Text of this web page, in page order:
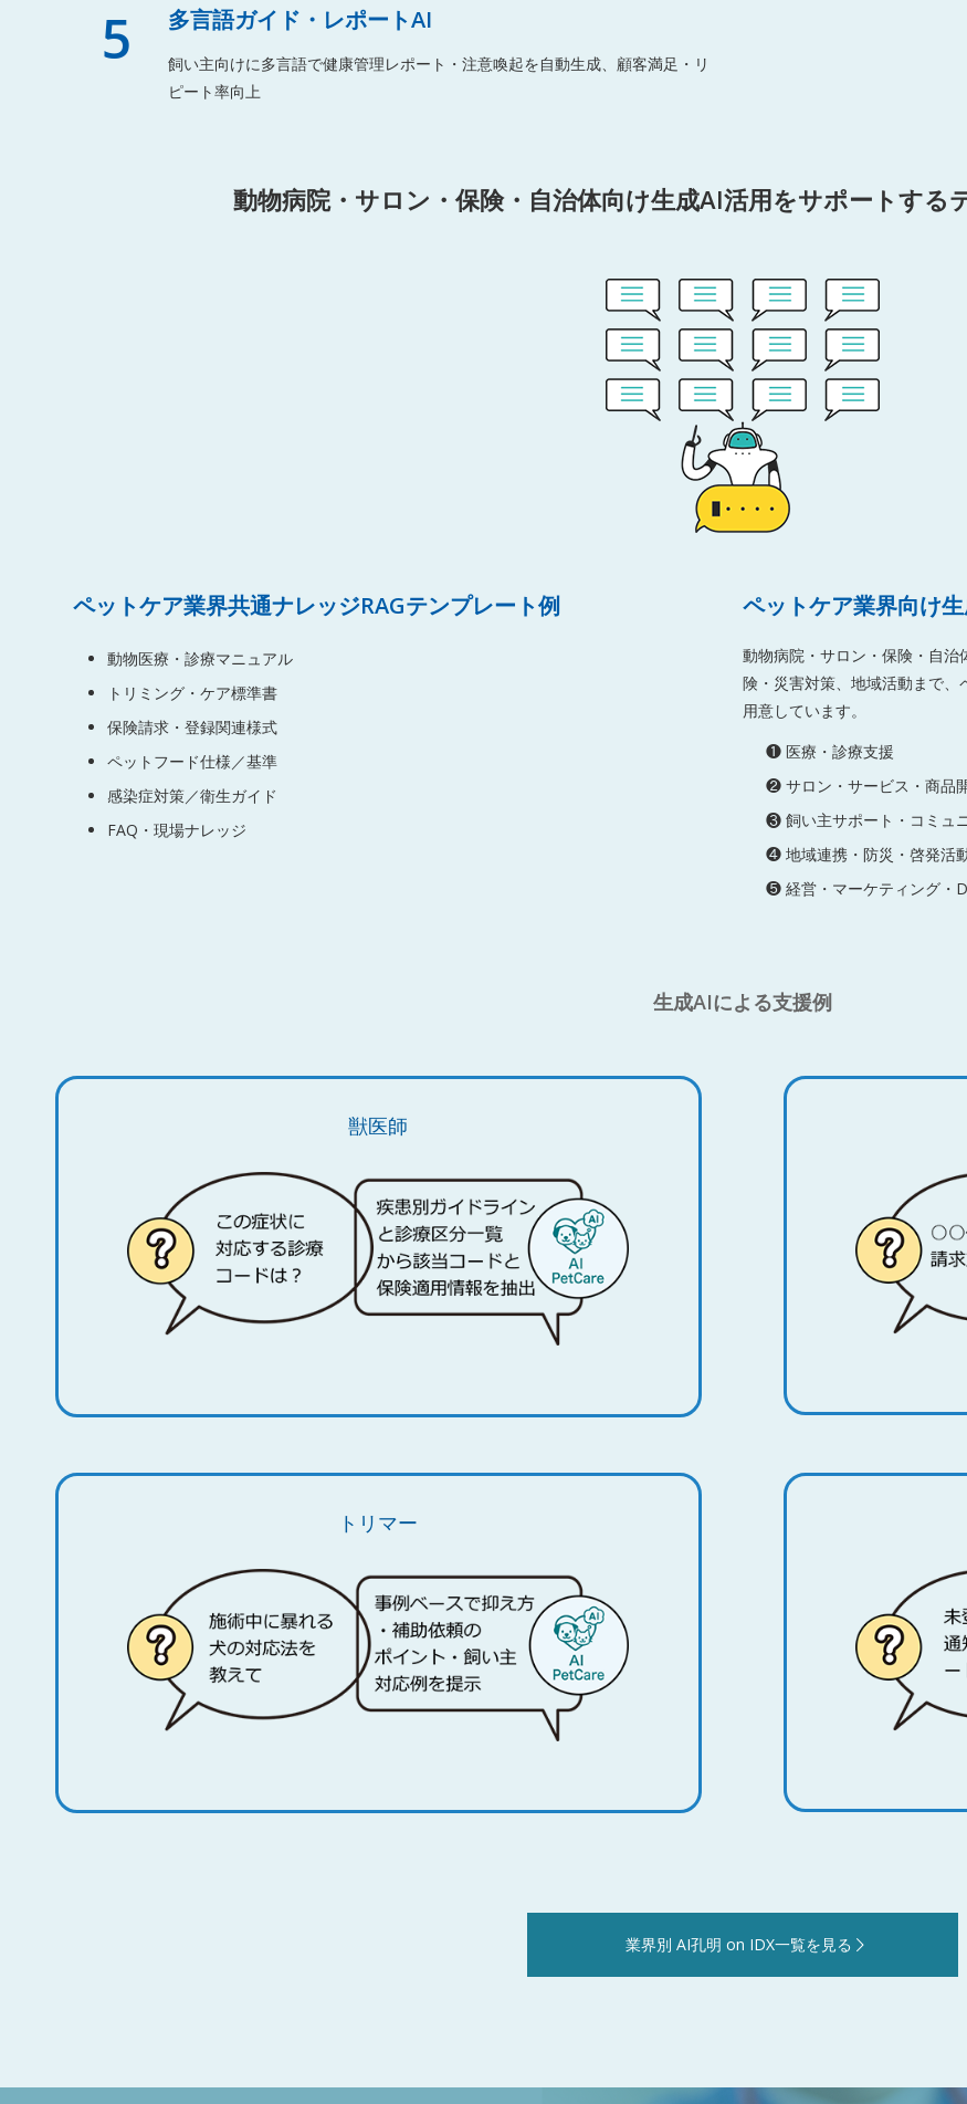
5 多言語ガイド・レポートAI
飼い主向けに多言語で健康管理レポート・注意喚起を自動生成、顧客満足・リ
ピート率向上
動物病院・サロン・保険・自治体向け生成AI活用をサポートする
ペットケア業界共通ナレッジRAGテンプレート例
動物医療・診療マニュアル
トリミング・ケア標準書
保険請求・登録関連様式
ペットフード仕様／基準
感染症対策／衛生ガイド
FAQ・現場ナレッジ
ペットケア業界向け
動物病院・サロン・保険・自
険・災害対策、地域活動まで
用意しています。
❶ 医療・診療支援
❷ サロン・サービス・商品
❸ 飼い主サポート・コミュ
❹ 地域連携・防災・啓発活
❺ 経営・マーケティング・
生成AIによる支援例
獣医師
トリマー
業界別 AI孔明 on IDX一覧を見る